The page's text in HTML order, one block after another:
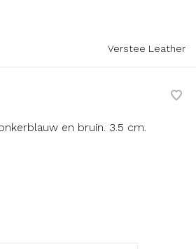
Verstee Leather
en bruin. 3.5 cm.